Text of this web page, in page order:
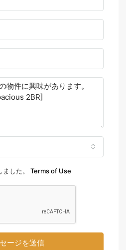
した。 Terms of Use
ージを送信